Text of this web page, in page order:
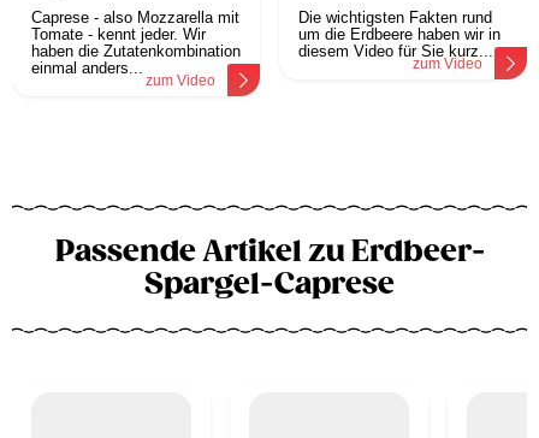
Caprese - also Mozzarella mit
Tomate - kennt jeder. Wir
haben die Zutatenkombination
einmal anders...
zum Video
Die wichtigsten Fakten rund
um die Erdbeere haben wir in
diesem Video für Sie kurz...
zum Video
Passende Artikel zu Erdbeer-
Spargel-Caprese